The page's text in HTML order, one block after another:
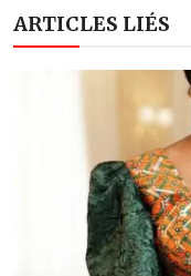
ARTICLES LIÉS